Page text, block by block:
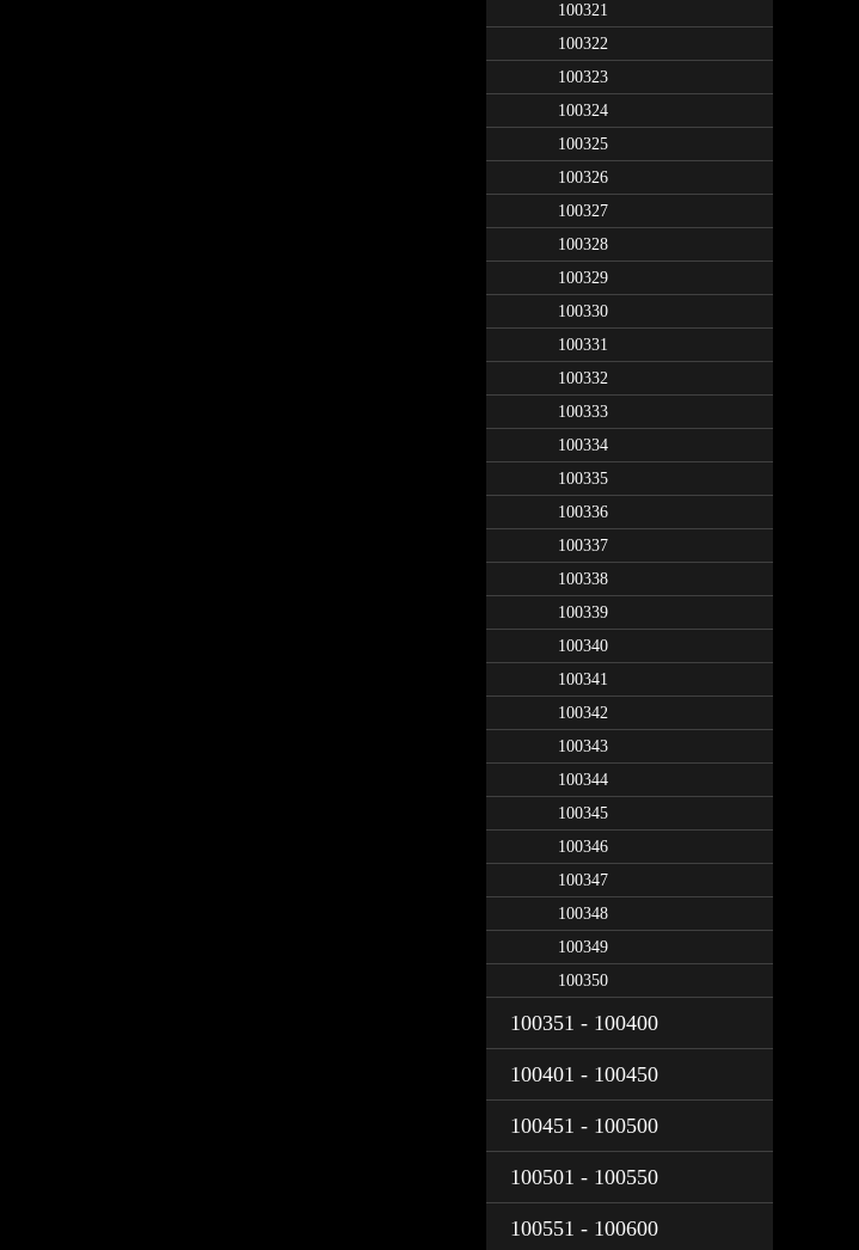
100321
100322
100323
100324
100325
100326
100327
100328
100329
100330
100331
100332
100333
100334
100335
100336
100337
100338
100339
100340
100341
100342
100343
100344
100345
100346
100347
100348
100349
100350
100351 - 100400
100401 - 100450
100451 - 100500
100501 - 100550
100551 - 100600